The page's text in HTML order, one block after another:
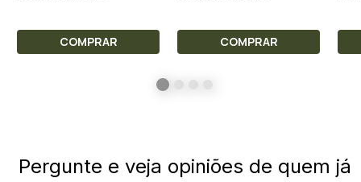
COMPRAR COMPRAR
Pergunte e veja opiniões de quem já